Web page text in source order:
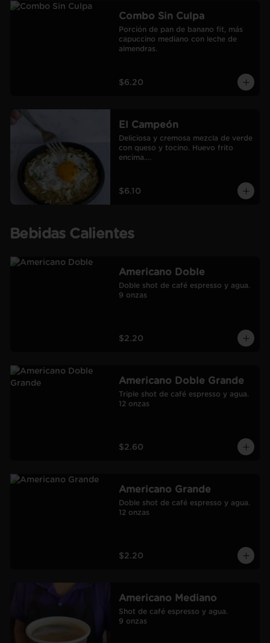
Combo Sin Culpa
Porción de pan de banano fit, más
capuccino mediano con leche de
almendras.
$6.20
El Campeón
Deliciosa y cremosa mezcla de verde
con queso y tocino. Huevo frito
encima.
$6.10
Bebidas Calientes
Americano Doble
Doble shot de café espresso y agua.
9 onzas
$2.20
Americano Doble Grande
Triple shot de café espresso y agua.
12 onzas
$2.60
Americano Grande
Doble shot de café espresso y agua.
12 onzas
$2.20
Americano Mediano
Shot de café espresso y agua.
9 onzas